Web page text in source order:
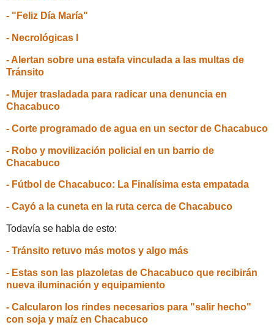
- "Feliz Día María"
- Necrológicas I
- Alertan sobre una estafa vinculada a las multas de
Tránsito
- Mujer trasladada para radicar una denuncia en
Chacabuco
- Corte programado de agua en un sector de Chacabuco
- Robo y movilización policial en un barrio de
Chacabuco
- Fútbol de Chacabuco: La Finalísima esta empatada
- Cayó a la cuneta en la ruta cerca de Chacabuco
Todavía se habla de esto:
- Tránsito retuvo más motos y algo más
- Estas son las plazoletas de Chacabuco que recibirán
nueva iluminación y equipamiento
- Calcularon los rindes necesarios para "salir hecho"
con soja y maíz en Chacabuco